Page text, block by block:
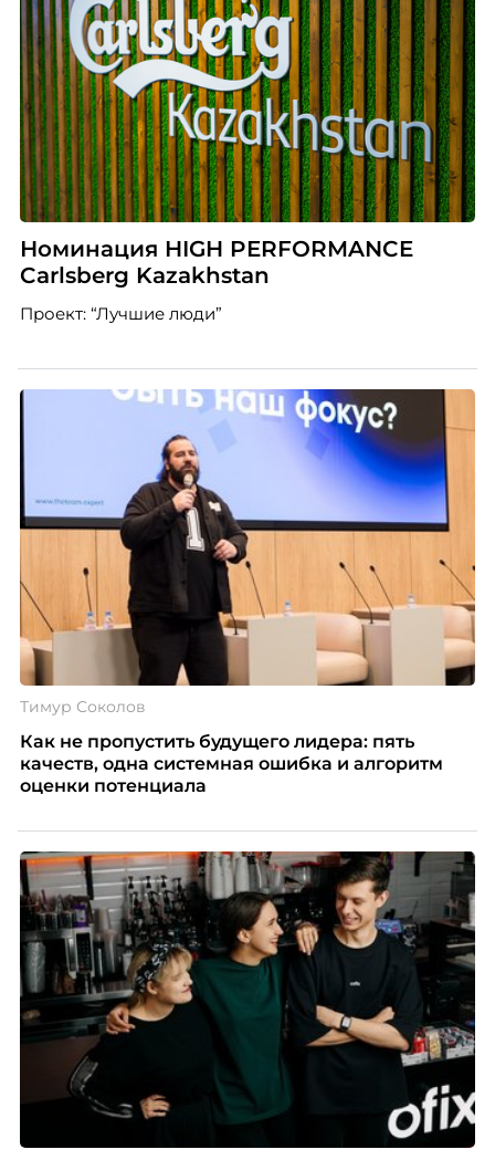
Номинация HIGH PERFORMANCE
Carlsberg Kazakhstan
Проект: “Лучшие люди”
Тимур Соколов
Как не пропустить будущего лидера: пять
качеств, одна системная ошибка и алгоритм
оценки потенциала